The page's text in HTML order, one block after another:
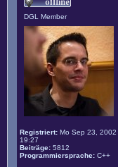
DGL Member
Registriert: Mo Sep 23, 2002
19:27
Beiträge: 5812
Programmiersprache: C++